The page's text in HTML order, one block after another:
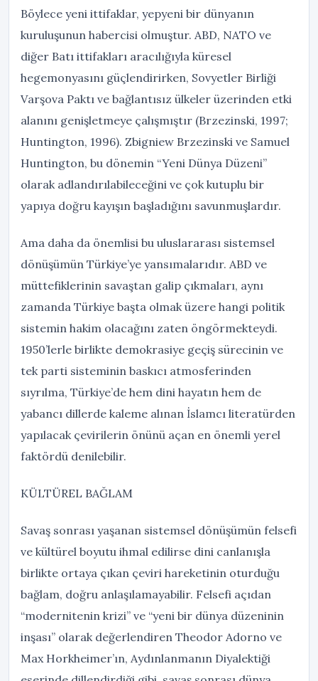
Böylece yeni ittifaklar, yepyeni bir dünyanın
kuruluşunun habercisi olmuştur. ABD, NATO ve
diğer Batı ittifakları aracılığıyla küresel
hegemonyasını güçlendirirken, Sovyetler Birliği
Varşova Paktı ve bağlantısız ülkeler üzerinden etki
alanını genişletmeye çalışmıştır (Brzezinski, 1997;
Huntington, 1996). Zbigniew Brzezinski ve Samuel
Huntington, bu dönemin “Yeni Dünya Düzeni”
olarak adlandırılabileceğini ve çok kutuplu bir
yapıya doğru kayışın başladığını savunmuşlardır.
Ama daha da önemlisi bu uluslararası sistemsel
dönüşümün Türkiye’ye yansımalarıdır. ABD ve
müttefiklerinin savaştan galip çıkmaları, aynı
zamanda Türkiye başta olmak üzere hangi politik
sistemin hakim olacağını zaten öngörmekteydi.
1950’lerle birlikte demokrasiye geçiş sürecinin ve
tek parti sisteminin baskıcı atmosferinden
sıyrılma, Türkiye’de hem dini hayatın hem de
yabancı dillerde kaleme alınan İslamcı literatürden
yapılacak çevirilerin önünü açan en önemli yerel
faktördü denilebilir.
KÜLTÜREL BAĞLAM
Savaş sonrası yaşanan sistemsel dönüşümün felsefi
ve kültürel boyutu ihmal edilirse dini canlanışla
birlikte ortaya çıkan çeviri hareketinin oturduğu
bağlam, doğru anlaşılamayabilir. Felsefi açıdan
“modernitenin krizi” ve “yeni bir dünya düzeninin
inşası” olarak değerlendiren Theodor Adorno ve
Max Horkheimer’ın, Aydınlanmanın Diyalektiği